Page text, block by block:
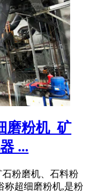
磨粉机_矿
...
粉磨机、石料粉
称超细磨粉机,是粉